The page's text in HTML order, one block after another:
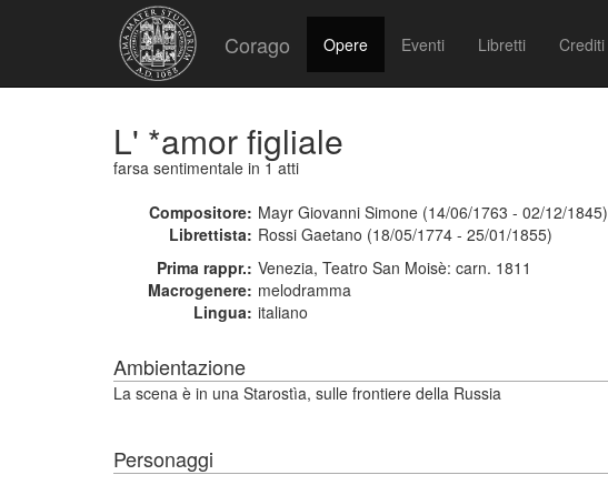
Corago Opere Eventi Libretti Crediti
L' *amor figliale
farsa sentimentale in 1 atti
Compositore: Mayr Giovanni Simone (14/06/1763 - 02/12/1845)
Librettista: Rossi Gaetano (18/05/1774 - 25/01/1855)
Prima rappr.: Venezia, Teatro San Moisè: carn. 1811
Macrogenere: melodramma
Lingua: italiano
Ambientazione
La scena è in una Starostìa, sulle frontiere della Russia
Personaggi